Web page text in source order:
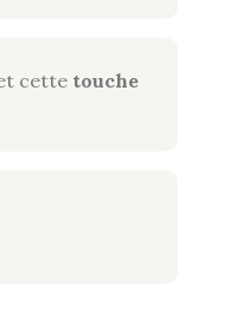
cette touche